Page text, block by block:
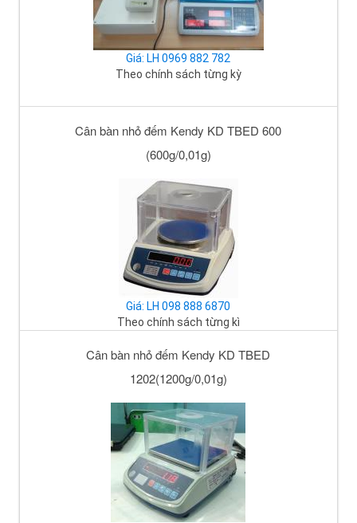
Giá: LH 0969 882 782
Theo chính sách từng kỳ
Cân bàn nhỏ đếm Kendy KD TBED 600
(600g/0,01g)
Giá: LH 098 888 6870
Theo chính sách từng kì
Cân bàn nhỏ đếm Kendy KD TBED
1202(1200g/0,01g)